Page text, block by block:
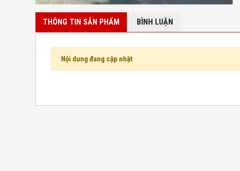
THÔNG TIN SẢN PHẨM BÌNH LUẬN
Nội dung đang cập nhật